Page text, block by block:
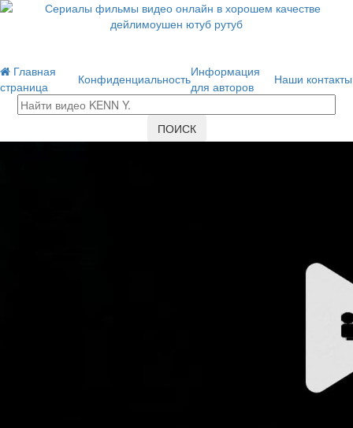
Главная
страница
КонфиденциальностьИнформация
для авторов
Наши контакты